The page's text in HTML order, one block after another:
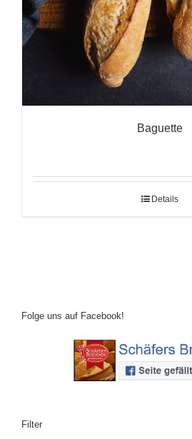
Baguette
Details
Folge uns auf Facebook!
Filter